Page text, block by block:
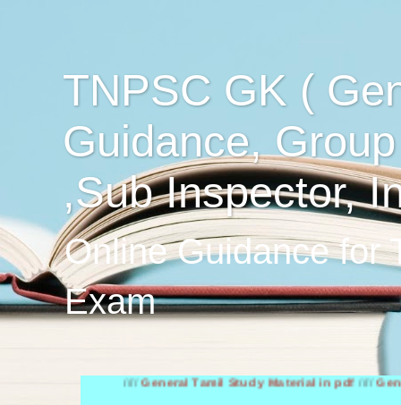
TNPSC GK (
Guidance,
,Sub Inspector,
Online Guidance for
Exam
General Tamil Study Material in pdf////General